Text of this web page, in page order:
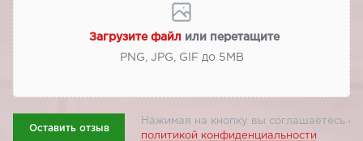
Загрузите файл или перетащите
PNG, JPG, GIF до 5МВ
Оставить отзыв
Нажимая на кнопку вы соглашаетесь с
политикой конфиденциальности